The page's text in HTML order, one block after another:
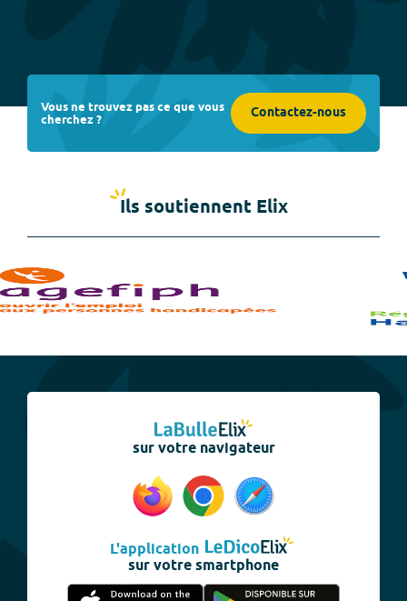
Vous ne trouvez pas ce que vous
cherchez ? Contactez-nous
Ils soutiennent Elix
sur votre navigateur
L'application
sur votre smartphone